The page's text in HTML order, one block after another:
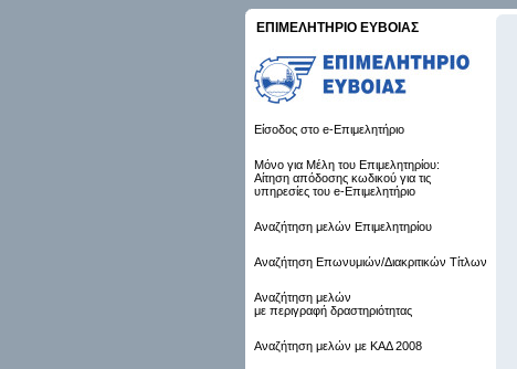
ΕΠΙΜΕΛΗΤΗΡΙΟ ΕΥΒΟΙΑΣ
Είσοδος στο e-Επιμελητήριο
Μόνο για Μέλη του Επιμελητηρίου:
Αίτηση απόδοσης κωδικού για τις
υπηρεσίες του e-Επιμελητήριο
Αναζήτηση μελών Επιμελητηρίου
Αναζήτηση Επωνυμιών/Διακριτικών Τίτλων
Αναζήτηση μελών
με περιγραφή δραστηριότητας
Αναζήτηση μελών με ΚΑΔ 2008